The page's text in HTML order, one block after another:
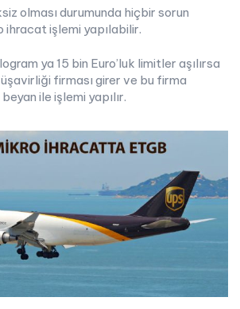
olması durumunda hiçbir sorun
ihracat işlemi yapılabilir.
ya 15 bin Euro’luk limitler aşılırsa
firması girer ve bu firma
ile işlemi yapılır.